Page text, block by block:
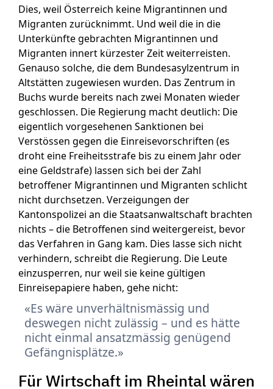
Dies, weil Österreich keine Migrantinnen und
Migranten zurücknimmt. Und weil die in die
Unterkünfte gebrachten Migrantinnen und
Migranten innert kürzester Zeit weiterreisten.
Genauso solche, die dem Bundesasylzentrum in
Altstätten zugewiesen wurden. Das Zentrum in
Buchs wurde bereits nach zwei Monaten wieder
geschlossen. Die Regierung macht deutlich: Die
eigentlich vorgesehenen Sanktionen bei
Verstössen gegen die Einreisevorschriften (es
droht eine Freiheitsstrafe bis zu einem Jahr oder
eine Geldstrafe) lassen sich bei der Zahl
betroffener Migrantinnen und Migranten schlicht
nicht durchsetzen. Verzeigungen der
Kantonspolizei an die Staatsanwaltschaft brachten
nichts – die Betroffenen sind weitergereist, bevor
das Verfahren in Gang kam. Dies lasse sich nicht
verhindern, schreibt die Regierung. Die Leute
einzusperren, nur weil sie keine gültigen
Einreisepapiere haben, gehe nicht:
Es wäre unverhältnismässig und
deswegen nicht zulässig – und es hätte
nicht einmal ansatzmässig genügend
Gefängnisplätze.
Für Wirtschaft im Rheintal wären